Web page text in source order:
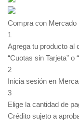
Compra con Mercado
1
Agrega tu producto al
“Cuotas sin Tarjeta” o
2
Inicia sesión en
3
Elige la cantidad de
Crédito sujeto a